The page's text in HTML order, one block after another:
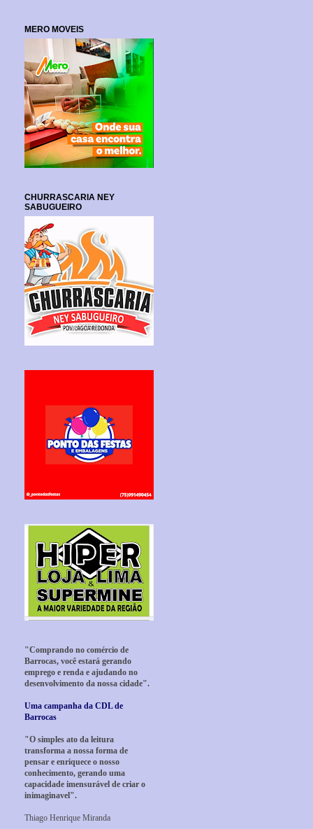
MERO MOVEIS
CHURRASCARIA NEY
SABUGUEIRO
"Comprando no comércio de
Barrocas, você estará gerando
emprego e renda e ajudando no
desenvolvimento da nossa cidade".
Uma campanha da CDL de
Barrocas
"O simples ato da leitura
transforma a nossa forma de
pensar e enriquece o nosso
conhecimento, gerando uma
capacidade imensurável de criar o
inimaginavel".
Thiago Henrique Miranda